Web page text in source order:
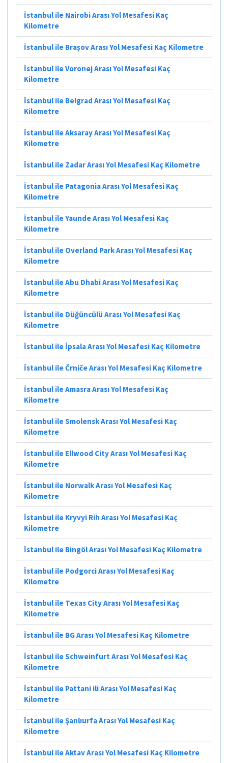
İstanbul ile Nairobi Arası Yol Mesafesi Kaç
Kilometre
İstanbul ile Brașov Arası Yol Mesafesi Kaç Kilometre
İstanbul ile Voronej Arası Yol Mesafesi Kaç
Kilometre
İstanbul ile Belgrad Arası Yol Mesafesi Kaç
Kilometre
İstanbul ile Aksaray Arası Yol Mesafesi Kaç
Kilometre
İstanbul ile Zadar Arası Yol Mesafesi Kaç Kilometre
İstanbul ile Patagonia Arası Yol Mesafesi Kaç
Kilometre
İstanbul ile Yaunde Arası Yol Mesafesi Kaç
Kilometre
İstanbul ile Overland Park Arası Yol Mesafesi Kaç
Kilometre
İstanbul ile Abu Dhabi Arası Yol Mesafesi Kaç
Kilometre
İstanbul ile Düğüncülü Arası Yol Mesafesi Kaç
Kilometre
İstanbul ile İpsala Arası Yol Mesafesi Kaç Kilometre
İstanbul ile Črniče Arası Yol Mesafesi Kaç Kilometre
İstanbul ile Amasra Arası Yol Mesafesi Kaç
Kilometre
İstanbul ile Smolensk Arası Yol Mesafesi Kaç
Kilometre
İstanbul ile Ellwood City Arası Yol Mesafesi Kaç
Kilometre
İstanbul ile Norwalk Arası Yol Mesafesi Kaç
Kilometre
İstanbul ile Kryvyi Rih Arası Yol Mesafesi Kaç
Kilometre
İstanbul ile Bingöl Arası Yol Mesafesi Kaç Kilometre
İstanbul ile Podgorci Arası Yol Mesafesi Kaç
Kilometre
İstanbul ile Texas City Arası Yol Mesafesi Kaç
Kilometre
İstanbul ile BG Arası Yol Mesafesi Kaç Kilometre
İstanbul ile Schweinfurt Arası Yol Mesafesi Kaç
Kilometre
İstanbul ile Pattani ili Arası Yol Mesafesi Kaç
Kilometre
İstanbul ile Şanlıurfa Arası Yol Mesafesi Kaç
Kilometre
İstanbul ile Aktav Arası Yol Mesafesi Kaç Kilometre